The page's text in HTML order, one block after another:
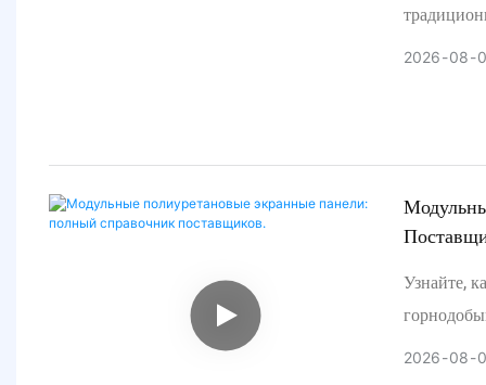
2026 08
Узнайте,
оценку
2026 08